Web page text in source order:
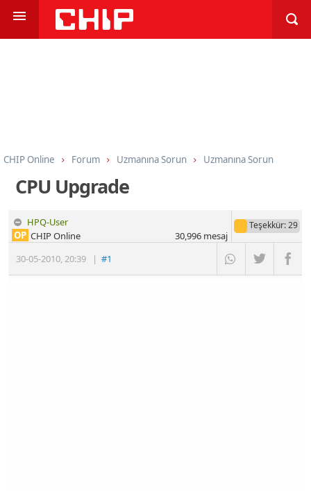
CHIP Online Forum Uzmanına Sorun Uzmanına Sorun
CPU Upgrade
HPQ-User
30-05-2010,20:39 |#1
OP CHIP Online
Teşekkür: 29
30,996mesaj